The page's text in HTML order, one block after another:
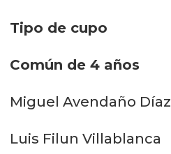
Tipo de cupo
Común de 4 años
Miguel Avendaño Díaz
Luis Filun Villablanca